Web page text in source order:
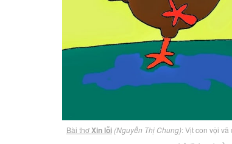
Bài thơXin lỗi (Nguyễn Thị Chung): Vịt con vội